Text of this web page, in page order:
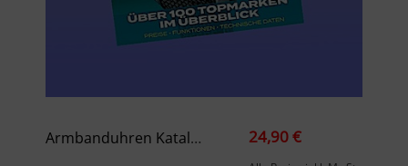
Armbanduhren Katalog 2025/2026 24,90 €